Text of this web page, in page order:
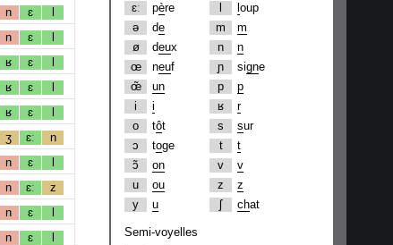
n ɛ l
n ɛ l
ʁ ɛ l
ʁ ɛ l
ʁ ɛ l
ʒ ɛː n
n ɛ l
n ɛː z
n ɛ l
n ɛ l
ɛː
père
ə
de
ø
deux
œ
neuf
œ̃
un
i
i
o
tôt
ɔ
toge
ɔ̃
on
u
ou
y
u
oup
m
m
n
n
ɲ
signe
p
p
ʁ
r
s
sur
t
t
v
v
z
z
ʃ
chat
Semi-voyelles